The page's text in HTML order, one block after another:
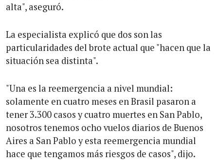
alta", aseguró.
La especialista explicó que dos son las
particularidades del brote actual que "hacen que la
situación sea distinta".
"Una es la reemergencia a nivel mundial:
solamente en cuatro meses en Brasil pasaron a
tener 3.300 casos y cuatro muertes en San Pablo,
nosotros tenemos ocho vuelos diarios de Buenos
Aires a San Pablo y esta reemergencia mundial
hace que tengamos más riesgos de casos", dijo.